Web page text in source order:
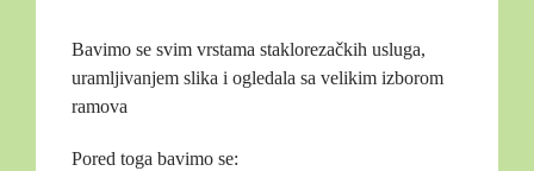
Bavimo se svim vrstama staklorezačkih usluga,
uramljivanjem slika i ogledala sa velikim izborom
ramova
Pored toga bavimo se: